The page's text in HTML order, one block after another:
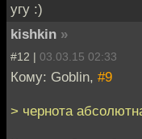
угу :)
kishkin »
#12 | 03.03.15 02:33
Кому: Goblin, #9
> чернота